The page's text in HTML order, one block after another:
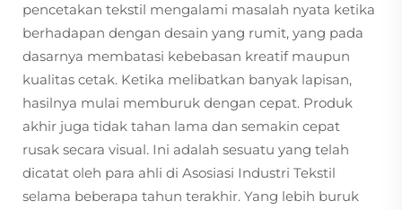
pencetakan tekstil mengalami masalah nyata ketika
berhadapan dengan desain yang rumit, yang pada
dasarnya membatasi kebebasan kreatif maupun
kualitas cetak. Ketika melibatkan banyak lapisan,
hasilnya mulai memburuk dengan cepat. Produk
akhir juga tidak tahan lama dan semakin cepat
rusak secara visual. Ini adalah sesuatu yang telah
dicatat oleh para ahli di Asosiasi Industri Tekstil
selama beberapa tahun terakhir. Yang lebih buruk